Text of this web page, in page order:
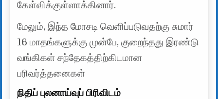
கேள்விக்குள்ளாக்கினார்.
மேலும், இந்த மோசடி வெளிப்படுவதற்கு சுமார்
16 மாதங்களுக்கு முன்பே, குறைந்தது இரண்டு
வங்கிகள் சந்தேகத்திற்கிடமான
பரிவர்த்தனைகள்
நிதிப் புலனாய்வுப் பிரிவிடம்